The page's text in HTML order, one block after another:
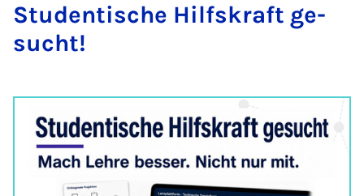
Stu­den­ti­sche Hil­f­s­kraft ge­
sucht!